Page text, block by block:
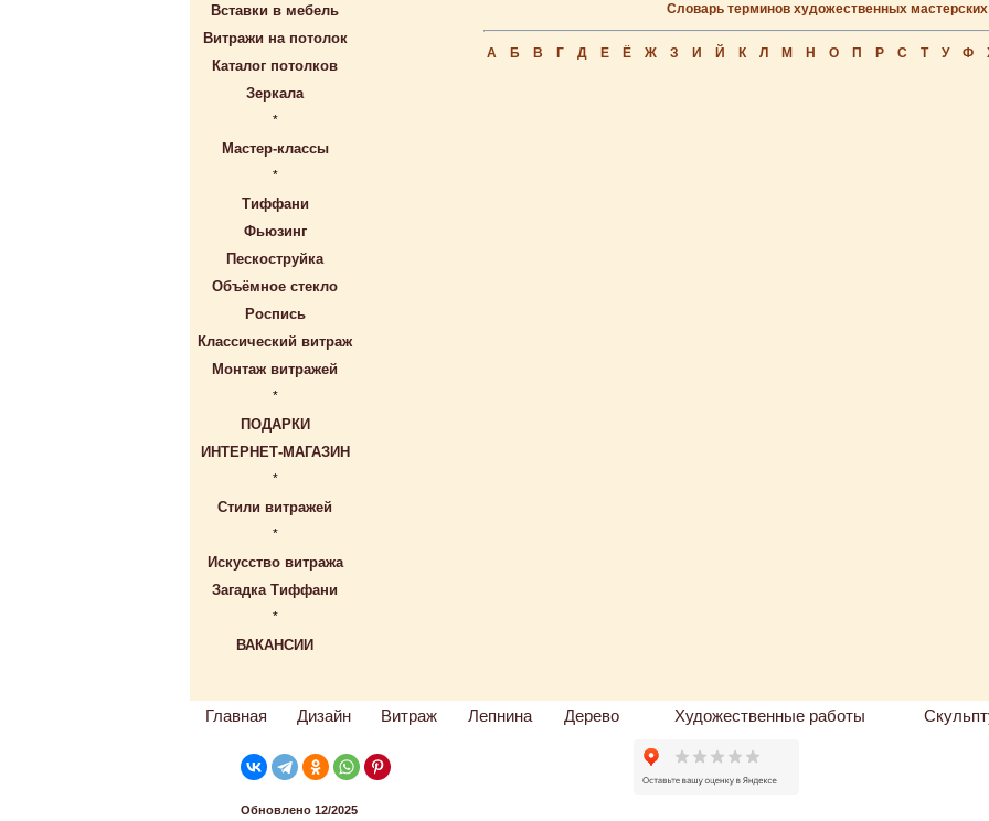
Вставки в мебель
Витражи на потолок
Каталог потолков
Зеркала
*
Мастер-классы
*
Тиффани
Фьюзинг
Пескоструйка
Объёмное стекло
Роспись
Классический витраж
Монтаж витражей
*
ПОДАРКИ
ИНТЕРНЕТ-МАГАЗИН
*
Стили витражей
*
Искусство витража
Загадка Тиффани
*
ВАКАНСИИ
Словарь терминов художественных мастерских
А Б В Г Д Е Ё Ж З И Й К Л М Н О П Р С Т У Ф
Главная Дизайн Витраж Лепнина Дерево Художественные работы
Обновлено 12/2025